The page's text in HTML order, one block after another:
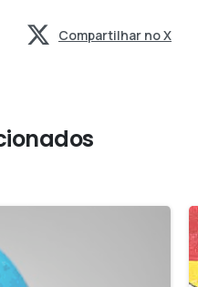
Compartilhar no X